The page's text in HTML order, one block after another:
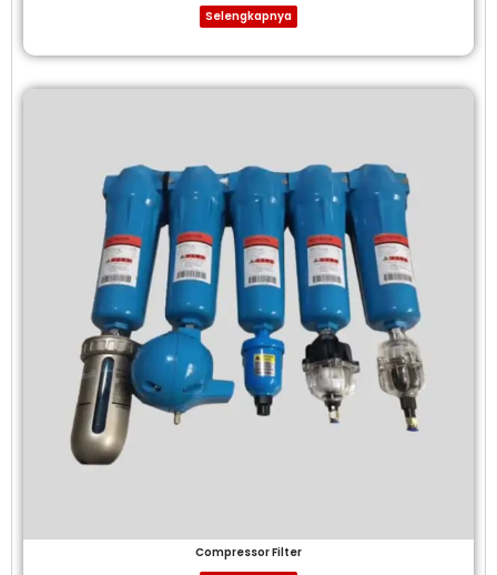
Selengkapnya
Compressor Filter